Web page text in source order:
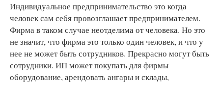
Индивидуальное предпринимательство это когда
человек сам себя провозглашает предпринимателем.
Фирма в таком случае неотделима от человека. Но это
не значит, что фирма это только один человек, и что у
нее не может быть сотрудников. Прекрасно могут быть
сотрудники. ИП может покупать для фирмы
оборудование, арендовать ангары и склады,